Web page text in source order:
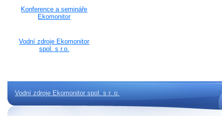
Konference a semináře
Ekomonitor
Vodní zdroje Ekomonitor
spol. s r.o.
Vodní zdroje Ekomonitor spol. s r. o.